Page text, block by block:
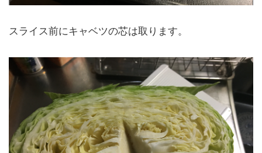
スライス前にキャベツの芯は取ります。